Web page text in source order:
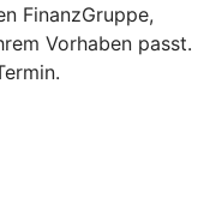
FinanzGruppe,
Vorhaben passt.